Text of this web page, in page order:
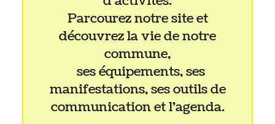
Parcourez notre site et
découvrez la vie de notre
commune,
ses équipements, ses
manifestations, ses outils de
communication et l'agenda.